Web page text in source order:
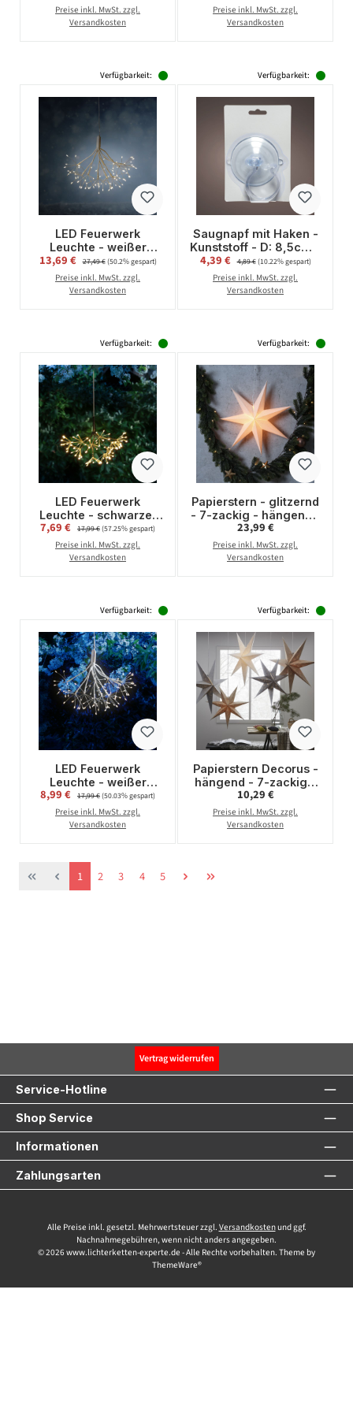
- D: 25cm - 100LED - 8
Funkt. - Fernb.
Preise inkl. MwSt. zzgl.
Versandkosten
USB Betrieb - stehend
- warmweiß
Preise inkl. MwSt. zzgl.
Versandkosten
Verfügbarkeit:
LED Feuerwerk
Leuchte - weißer
Polarstern/Pusteblume
- hängend - D: 25cm -
100LED - 8Funkt. -
Verkaufspreis:
13,69 € Regulärer Preis:
27,49 €(50.2% gespart)
Preise inkl. MwSt. zzgl.
Versandkosten
Verfügbarkeit:
Saugnapf mit Haken -
Kunststoff - D: 8,5cm -
transparent
Verkaufspreis:
4,39 € Regulärer Preis:
4,89 €(10.22% gespart)
Preise inkl. MwSt. zzgl.
Versandkosten
Verfügbarkeit:
LED Feuerwerk
Leuchte - schwarzer
Polarstern/Pusteblume
- D: 25cm - 80LED -
8Modi - Batterie
Verkaufspreis:
7,69 € Regulärer Preis:
17,99 €(57.25% gespart)
Preise inkl. MwSt. zzgl.
Versandkosten
Verfügbarkeit:
Papierstern - glitzernd
- 7-zackig - hängend -
D: 60cm - inkl. E14
Fassung u. Kabel -
weiß, silber
Regulärer Preis:
23,99 €
Preise inkl. MwSt. zzgl.
Versandkosten
Verfügbarkeit:
LED Feuerwerk
Leuchte - weißer
Polarstern/Pusteblume
- hängend - D: 25cm -
80LED - 8 Modi -
Verkaufspreis:
8,99 € Regulärer Preis:
17,99 €(50.03% gespart)
Preise inkl. MwSt. zzgl.
Versandkosten
Verfügbarkeit:
Papierstern Decorus -
hängend - 7-zackig -
D: 63cm - silber
Regulärer Preis:
10,29 €
Preise inkl. MwSt. zzgl.
Versandkosten
Seite
1 Seite
2 Seite
3 Seite
4 Seite
5
Vertrag widerrufen
Service-Hotline
Shop Service
Informationen
Zahlungsarten
Alle Preise inkl. gesetzl. Mehrwertsteuer zzgl. Versandkostenund ggf.
Nachnahmegebühren, wenn nicht anders angegeben.
© 2026 www.lichterketten-experte.de - Alle Rechte vorbehalten. Theme by
ThemeWare®